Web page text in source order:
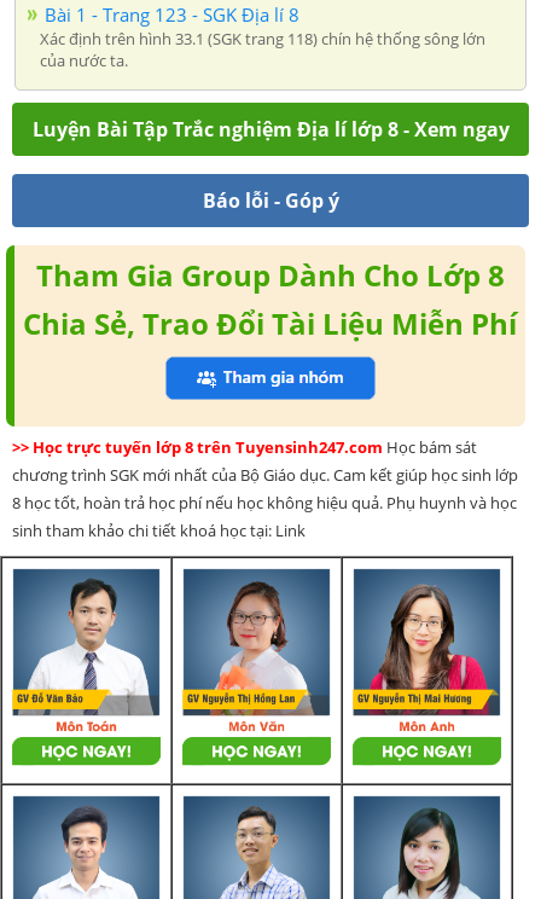
Bài 1 - Trang 123 - SGK Địa lí 8
Xác định trên hình 33.1 (SGK trang 118) chín hệ thống sông lớn
của nước ta.
Luyện Bài Tập Trắc nghiệm Địa lí lớp 8 - Xem ngay
Báo lỗi - Góp ý
Tham Gia Group Dành Cho Lớp 8
Chia Sẻ, Trao Đổi Tài Liệu Miễn Phí
>> Học trực tuyến lớp 8 trên Tuyensinh247.com Học bám sát
chương trình SGK mới nhất của Bộ Giáo dục. Cam kết giúp học sinh lớp
8 học tốt, hoàn trả học phí nếu học không hiệu quả. Phụ huynh và học
sinh tham khảo chi tiết khoá học tại: Link